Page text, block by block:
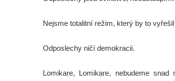
Nejsme totalitní režim, který by to
Odposlechy ničí demokracii.
Lomikare, Lomikare, nebudeme